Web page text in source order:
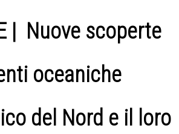
| Nuove scoperte
oceaniche
del Nord e il loro